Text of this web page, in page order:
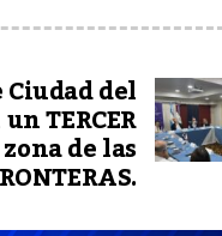
del
TERCER
de las